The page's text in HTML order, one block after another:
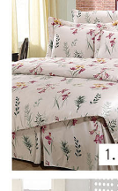
易，需依本服務之
權轉讓予恩沛科技
２．關於個人資料
https://aftee.tw/
３．未成年的使用
「AFTEE先享後付
任。
４．使用「AFTEE
時審查核予不同之
請求用戶進行身份
５．嚴禁一人註冊
恩沛科技股份有限